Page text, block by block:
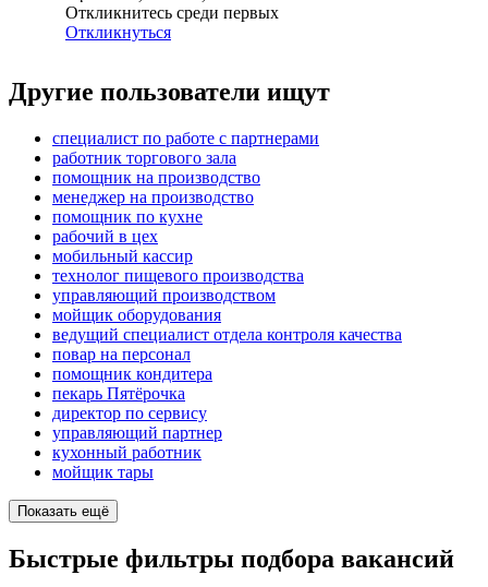
Откликнитесь среди первых
Откликнуться
Другие пользователи ищут
специалист по работе с партнерами
работник торгового зала
помощник на производство
менеджер на производство
помощник по кухне
рабочий в цех
мобильный кассир
технолог пищевого производства
управляющий производством
мойщик оборудования
ведущий специалист отдела контроля качества
повар на персонал
помощник кондитера
пекарь Пятёрочка
директор по сервису
управляющий партнер
кухонный работник
мойщик тары
Показать ещё
Быстрые фильтры подбора вакансий